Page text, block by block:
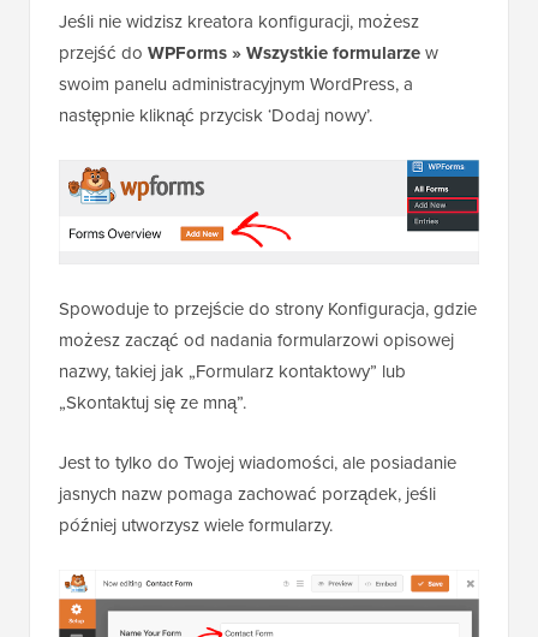
Jeśli nie widzisz kreatora konfiguracji, możesz
przejść do WPForms » Wszystkie formularzew
swoim panelu administracyjnym WordPress, a
następnie kliknąć przycisk ‘Dodaj nowy’.
Spowoduje to przejście do strony Konfiguracja, gdzie
możesz zacząć od nadania formularzowi opisowej
nazwy, takiej jak „Formularz kontaktowy” lub
„Skontaktuj się ze mną”.
Jest to tylko do Twojej wiadomości, ale posiadanie
jasnych nazw pomaga zachować porządek, jeśli
później utworzysz wiele formularzy.